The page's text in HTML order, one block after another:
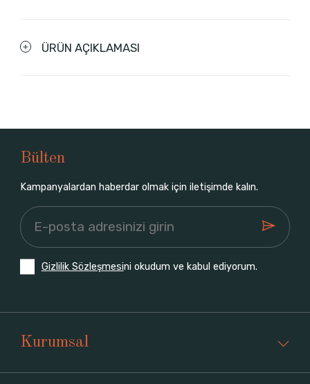
ÜRÜN AÇIKLAMASI
Bülten
Kampanyalardan haberdar olmak için iletişimde kalın.
Gizlilik Sözleşmesini okudum ve kabul ediyorum.
Kurumsal